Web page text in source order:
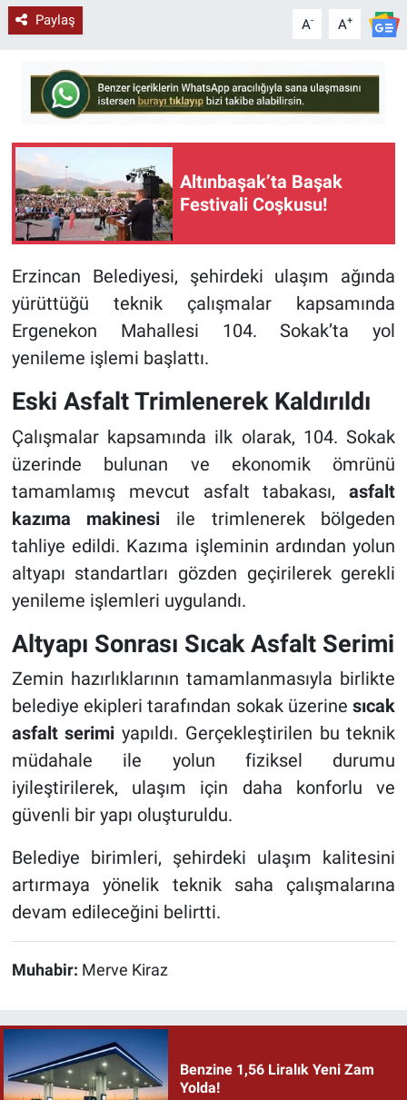
Paylaş A- A+
Altınbaşak’ta Başak
Festivali Coşkusu!
Erzincan Belediyesi, şehirdeki ulaşım ağında
yürüttüğü teknik çalışmalar kapsamında
Ergenekon Mahallesi 104. Sokak’ta yol
yenileme işlemi başlattı.
Eski Asfalt Trimlenerek Kaldırıldı
Çalışmalar kapsamında ilk olarak, 104. Sokak
üzerinde bulunan ve ekonomik ömrünü
tamamlamış mevcut asfalt tabakası,asfalt
kazıma makinesi ile trimlenerek bölgeden
tahliye edildi. Kazıma işleminin ardından yolun
altyapı standartları gözden geçirilerek gerekli
yenileme işlemleri uygulandı.
Altyapı Sonrası Sıcak Asfalt Serimi
Zemin hazırlıklarının tamamlanmasıyla birlikte
belediye ekipleri tarafından sokak üzerinesıcak
asfalt serimi yapıldı. Gerçekleştirilen bu teknik
müdahale ile yolun fiziksel durumu
iyileştirilerek, ulaşım için daha konforlu ve
güvenli bir yapı oluşturuldu.
Belediye birimleri, şehirdeki ulaşım kalitesini
artırmaya yönelik teknik saha çalışmalarına
devam edileceğini belirtti.
Muhabir: Merve Kiraz
Benzine 1,56 Liralık Yeni Zam
Yolda!
YAŞAM